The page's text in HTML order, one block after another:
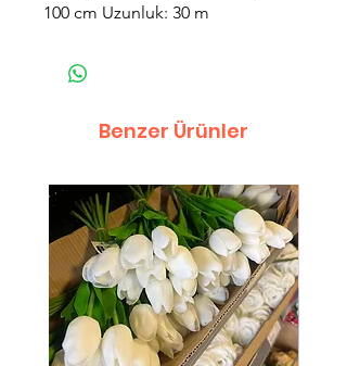
100 cm Uzunluk: 30 m
Benzer Ürünler